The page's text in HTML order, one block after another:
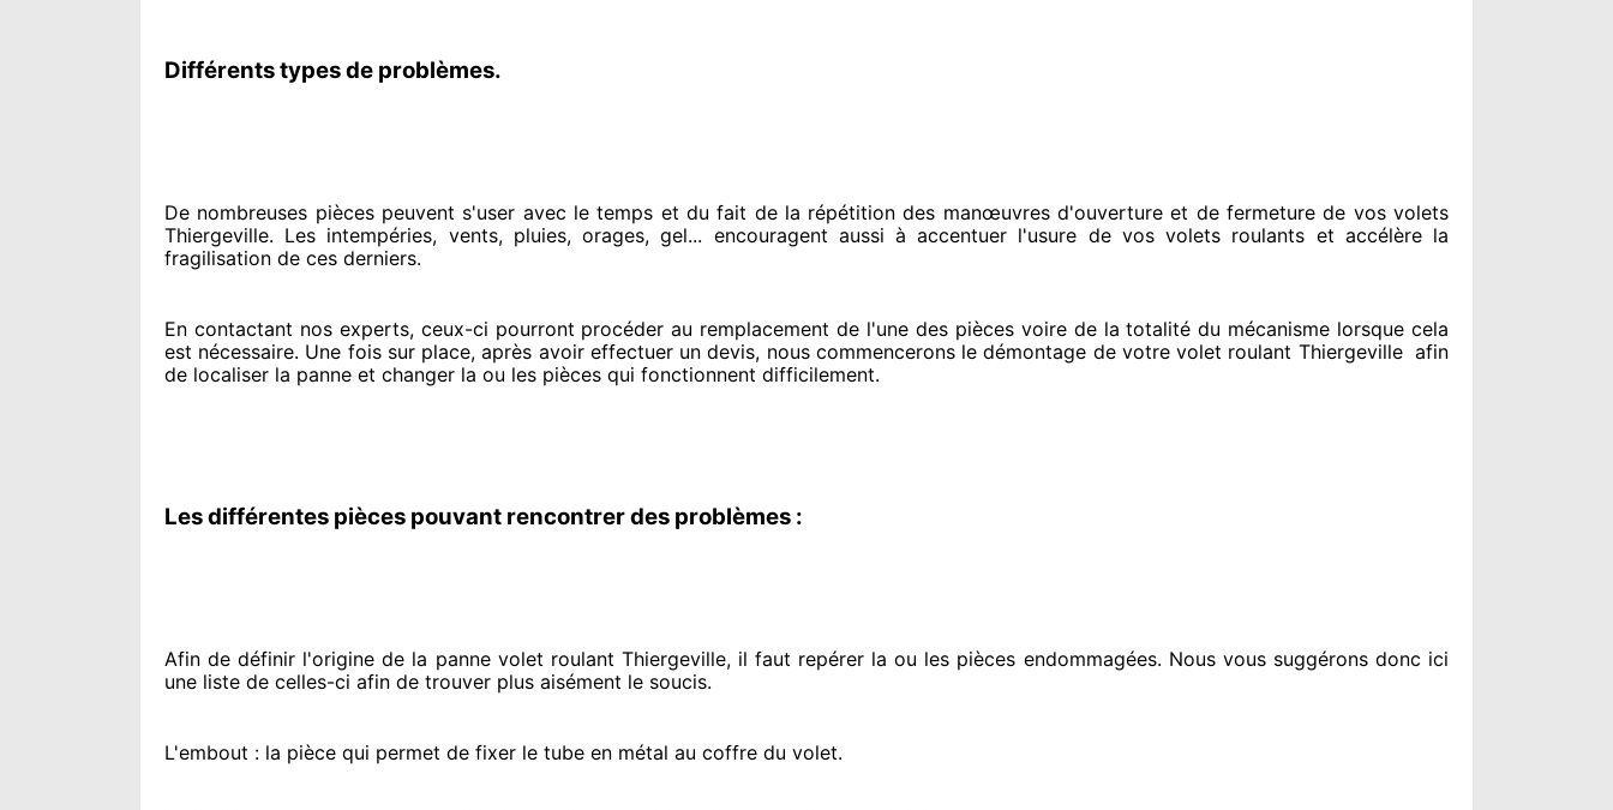
Différents types de problèmes.
De nombreuses pièces peuvent s'user avec le temps et du fait de la répétition des manœuvres d'ouverture et de fermeture de vos volets
Thiergeville. Les intempéries, vents, pluies, orages, gel... encouragent aussi à accentuer l'usure de vos volets roulants et accélère la
fragilisation de ces derniers.
En contactant nos experts, ceux-ci pourront procéder au remplacement de l'une des pièces voire de la totalité du mécanisme lorsque cela
est nécessaire. Une fois sur place, après avoir effectuerun devis, nous commencerons le démontage de votre volet roulant Thiergeville afin
de localiser la panne et changer la ou les pièces qui fonctionnent difficilement.
Les différentes pièces pouvant rencontrer des problèmes :
Afin de définir l'origine de la panne volet roulant Thiergeville, il faut repérer la ou les pièces endommagées. Nous vous suggéronsdonc ici
une liste de celles-ci afin de trouver plus aisément le soucis.
L'embout : la pièce qui permet de fixer le tube en métal au coffre du volet.